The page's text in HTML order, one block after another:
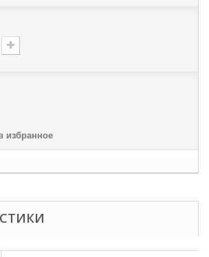
избранное